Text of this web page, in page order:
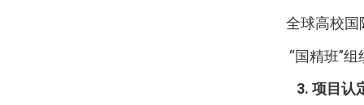
全球高校国
“国精班”
3.项目认